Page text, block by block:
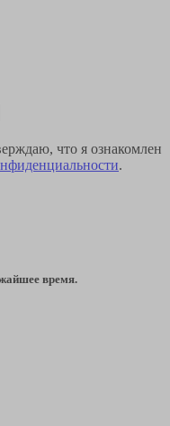
что я ознакомлен
.
время.